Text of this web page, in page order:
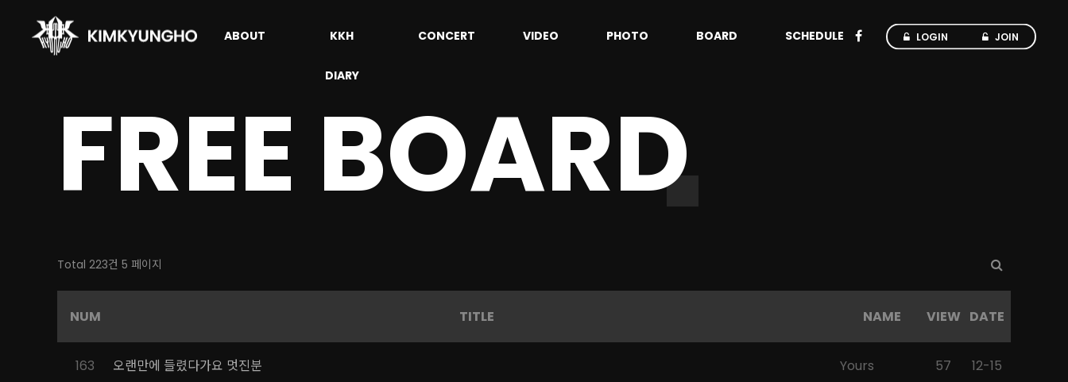
ABOUT KKH
DIARY
CONCERT VIDEO PHOTO BOARD SCHEDULE LOGIN JOIN
FREE BOARD
Total 223건 5 페이지
NUM TITLE NAME VIEW DATE
163 오랜만에 들렸다가요 멋진분 Yours 57 12-15